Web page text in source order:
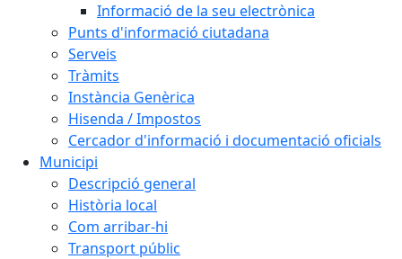
Informació de la seu electrònica
Punts d'informació ciutadana
Serveis
Tràmits
Instància Genèrica
Hisenda / Impostos
Cercador d'informació i documentació oficials
Municipi
Descripció general
Història local
Com arribar-hi
Transport públic